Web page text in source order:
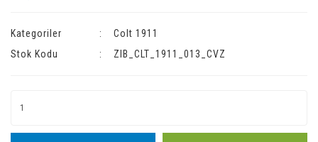
Kategoriler
Colt 1911
Stok Kodu
ZIB_CLT_1911_013_CVZ